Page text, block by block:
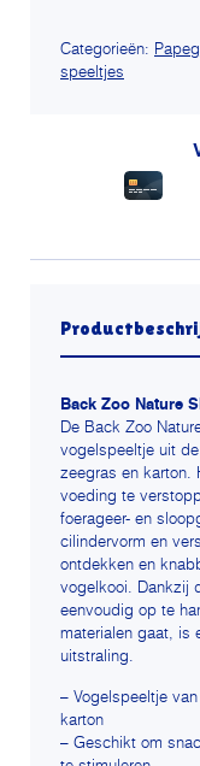
shredding
rocket
Categorieën:
speeltjes
Back Zoo Nature
De Back Zoo
vogelspeeltje uit
zeegras en karton.
voeding te
foerageer- en
cilindervorm en
ontdekken en
vogelkooi. Dankzij
eenvoudig op te
materialen gaat, is
uitstraling.
– Vogelspeeltje
karton
– Geschikt om